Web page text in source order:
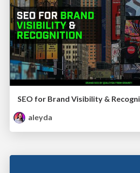
SEO for Brand Visibility &
aleyda